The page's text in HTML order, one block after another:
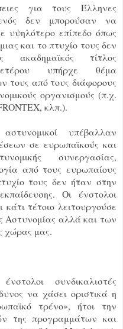
για τους Έλληνες
δεν μπορούσαν να
υψηλότερο επίπεδο όπως
και το πτυχίο τους δεν
ακαδημαϊκός τίτλος
υπήρχε θέμα
τους από τους διάφορους
οργανισμούς (π.χ.
κλπ.).
υπέβαλλαν
σε ευρωπαϊκούς και
συνεργασίας,
από τους ευρωπαίους
τους δεν ήταν στην
Οι ένστολοι
κάτι τέτοιο λειτουργούσε
Αστυνομίας αλλά και των
χώρας μας.
συνδικαλιστές
να χάσει οριστικά η
τρένο», ήτοι την
της προγραμμάτων και